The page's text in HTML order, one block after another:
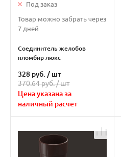
Под заказ
Товар можно забрать через
7 дней
Соединитель желобов
пломбир люкс
328 руб. / шт
370.64 руб. /шт
Цена указана за
наличный расчет